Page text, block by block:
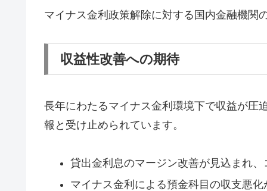
マイナス金利政策解除に対する国内金融機関
収益性改善への期待
長年にわたるマイナス金利環境下で収益が圧
報と受け止められています。
貸出金利息のマージン改善が見込まれ
マイナス金利による預金科目の収支悪